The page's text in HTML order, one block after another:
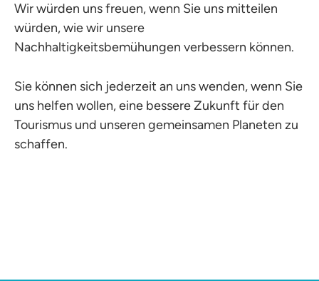
Wir würden uns freuen, wenn Sie uns mitteilen
würden, wie wir unsere
Nachhaltigkeitsbemühungen verbessern können.
Sie können sich jederzeit an uns wenden, wenn Sie
uns helfen wollen, eine bessere Zukunft für den
Tourismus und unseren gemeinsamen Planeten zu
schaffen.